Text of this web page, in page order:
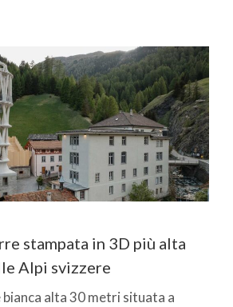
stampata in 3D più alta
Alpi svizzere
alta 30 metri situata a